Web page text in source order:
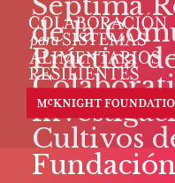
de la
Práctica
Cultivos